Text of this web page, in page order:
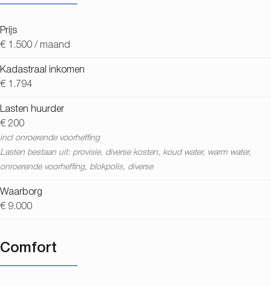
Prijs
€ 1.500 / maand
Kadastraal inkomen
€ 1.794
Lasten huurder
€ 200
incl onroerende voorheffing
Lasten bestaan uit: provisie, diverse kosten, koud water, warm water,
onroerende voorheffing, blokpolis, diverse
Waarborg
€ 9.000
Comfort